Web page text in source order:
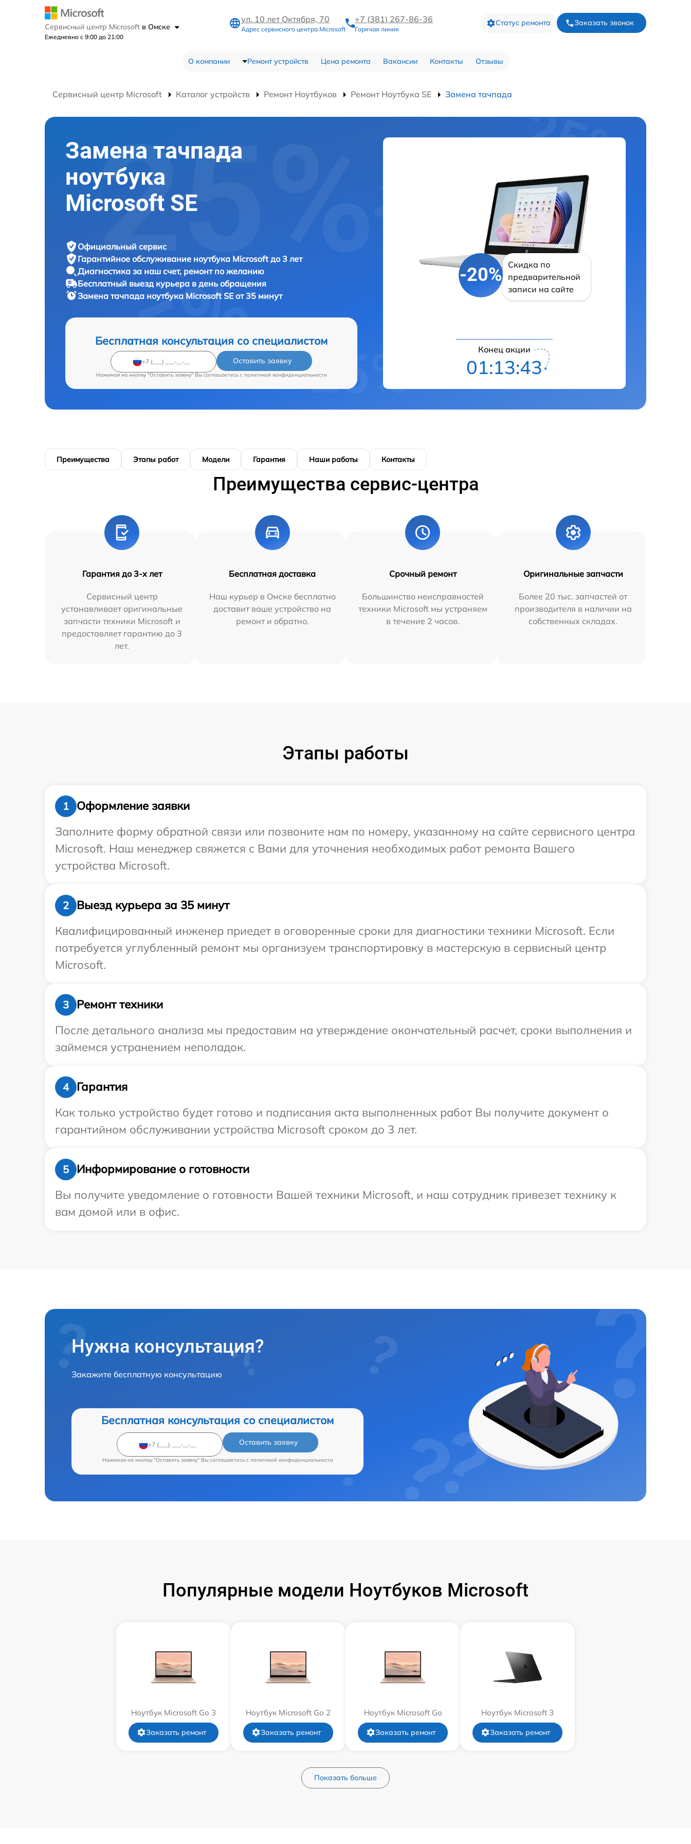
Сервисный центр Microsoft в Омске
Ежедневно с 9:00 до 21:00
ул. 10 лет Октября, 70
Адрес сервисного центра Microsoft
+7 (381) 267-86-36
Горячая линия
Статус ремонта Заказать звонок
О компании Ремонт устройств Цена ремонта Вакансии Контакты Отзывы
Сервисный центр Microsoft Каталог устройств Ремонт Ноутбуков Ремонт Ноутбука SE Замена тачпада
Замена тачпада
ноутбука
Microsoft SE
Официальный сервис
Гарантийное обслуживание ноутбука Microsoft до 3 лет
Диагностика за наш счет, ремонт по желанию
Бесплатный выезд курьера в день обращения
Замена тачпада ноутбука Microsoft SE от 35 минут
Бесплатная консультация со специалистом
Оставить заявку
Нажимая на кнопку "Оставить заявку" Вы соглашаетесь c политикой конфиденциальности
-20%
Скидка по
предварительной
записи на сайте
Конец акции
01:13:42
Преимущества Этапы работ Модели Гарантия Наши работы Контакты
Преимущества сервис-центра
Гарантия до 3-х лет
Сервисный центр
устанавливает оригинальные
запчасти техники Microsoft и
предоставляет гарантию до 3
лет.
Бесплатная доставка
Наш курьер в Омске бесплатно
доставит ваше устройство на
ремонт и обратно.
Срочный ремонт
Большинство неисправностей
техники Microsoft мы устраняем
в течение 2 часов.
Оригинальные запчасти
Более 20 тыс. запчастей от
производителя в наличии на
собственных складах.
Этапы работы
1
Оформление заявки
Заполните форму обратной связи или позвоните нам по номеру, указанному на сайте сервисного центра
Microsoft. Наш менеджер свяжется с Вами для уточнения необходимых работ ремонта Вашего
устройства Microsoft.
2
Выезд курьера за 35 минут
Квалифицированный инженер приедет в оговоренные сроки для диагностики техники Microsoft. Если
потребуется углубленный ремонт мы организуем транспортировку в мастерскую в сервисный центр
Microsoft.
3
Ремонт техники
После детального анализа мы предоставим на утверждение окончательный расчет, сроки выполнения и
займемся устранением неполадок.
4
Гарантия
Как только устройство будет готово и подписания акта выполненных работ Вы получите документ о
гарантийном обслуживании устройства Microsoft сроком до 3 лет.
5
Информирование о готовности
Вы получите уведомление о готовности Вашей техники Microsoft, и наш сотрудник привезет технику к
вам домой или в офис.
Нужна консультация?
Закажите бесплатную консультацию
Бесплатная консультация со специалистом
Оставить заявку
Нажимая на кнопку "Оставить заявку" Вы соглашаетесь c политикой конфиденциальности
Популярные модели Ноутбуков Microsoft
Ноутбук Microsoft Go 3
Заказать ремонт
Ноутбук Microsoft Go 2
Заказать ремонт
Ноутбук Microsoft Go
Заказать ремонт
Ноутбук Microsoft 3
Заказать ремонт
Показать больше